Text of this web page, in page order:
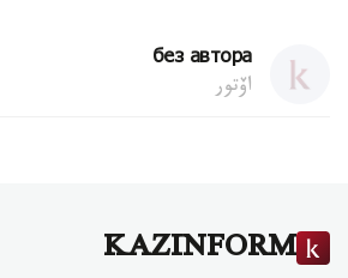
без автора
اۆتور
KAZINFORM